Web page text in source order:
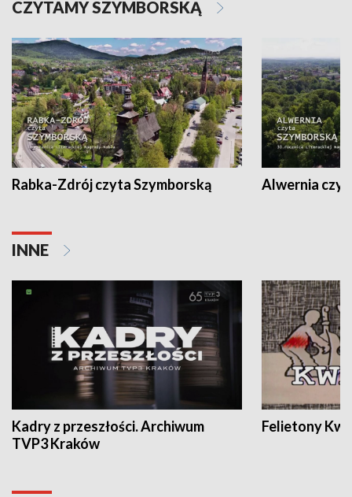
CZYTAMY SZYMBORSKĄ
Rabka-Zdrój czyta Szymborską Alwernia
INNE
Kadry z przeszłości. Archiwum
TVP3 Kraków
Felietony